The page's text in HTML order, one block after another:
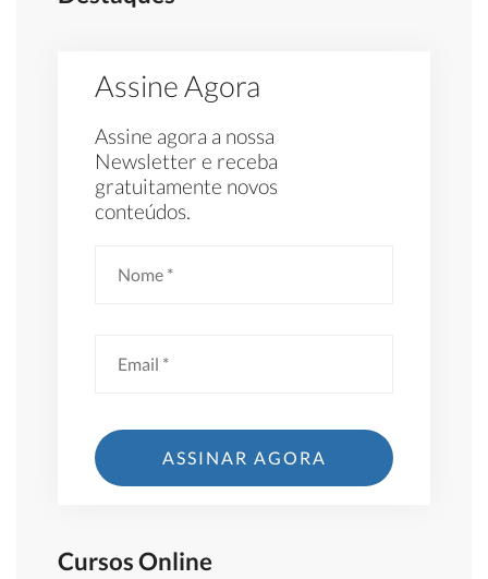
Assine Agora
Assine agora a nossa
Newsletter e receba
gratuitamente novos
conteúdos.
Cursos Online